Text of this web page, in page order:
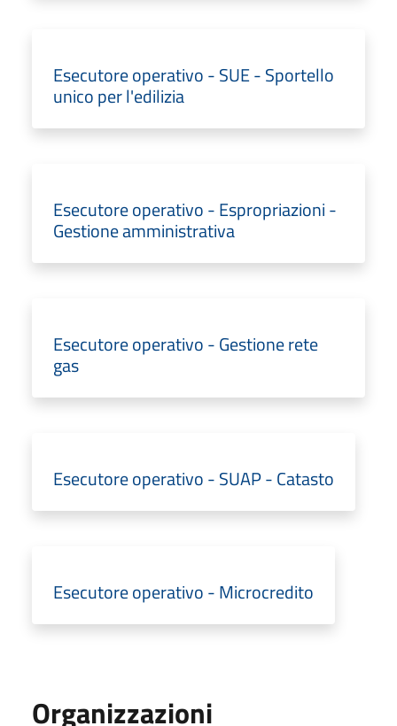
Esecutore operativo - SUE - Sportello
unico per l'edilizia
Esecutore operativo - Espropriazioni -
Gestione amministrativa
Esecutore operativo - Gestione rete
gas
Esecutore operativo - SUAP - Catasto
Esecutore operativo - Microcredito
Organizzazioni